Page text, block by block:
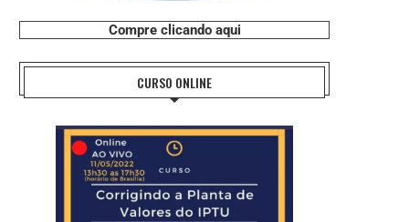
Compre clicando aqui
CURSO ONLINE